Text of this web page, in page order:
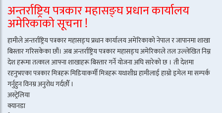
अन्तर्राष्ट्रिय पत्रकार महासङ्घ प्रधान कार्यालय
अमेरिकाको सूचना !
हामीले अन्तर्राष्ट्रिय पत्रकार महासङ्घ प्रधान कार्यालय अमेरिकाको नेपाल र जापानमा शाखा
बिस्तार गरिसकेका छौं। अब अन्तर्राष्ट्रिय पत्रकार महासङ्घ अमेरिकाले तल उल्लेखित निम्न
देश हरूमा तत्काल आफ्ना शाखाहरू बिस्तार गर्ने योजना अघि सारेको छ । ती देशमा
रहनुभएका पत्रकार मित्रहरू मिडियाकर्मी मित्रहरू यथाशीघ्र हामीलाई हाम्रो इमेल मा सम्पर्क
गर्नुहुन विनम्र अनुरोध गर्दछौँ ।
अस्ट्रेलिया
क्यानडा